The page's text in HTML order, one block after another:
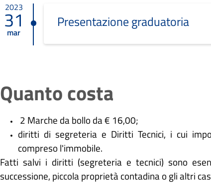
2023
31
mar
Presentazione graduatoria
Quanto costa
2 Marche da bollo da € 16,00;
diritti di segreteria e Diritti Tecnici, i cui
compreso l'immobile.
Fatti salvi i diritti (segreteria e tecnici) sono
successione, piccola proprietà contadina o gli altri